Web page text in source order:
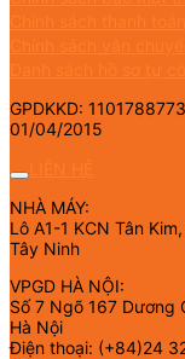
GPDKKD:
01/04/2015
NHÀ MÁY:
Lô A1-1 KCN Tân
Tây Ninh
VPGD HÀ NỘI:
Số 7 Ngõ 167 Dương
Hà Nội
Điện thoại: (+84)24